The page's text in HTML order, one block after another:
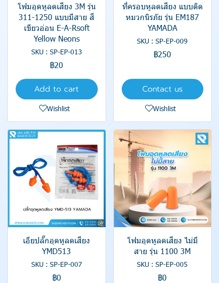
โฟมอุดหูลดเสียง 3M รุ่น
311-1250 แบบมีสาย สี
เขียวอ่อน E-A-Rsoft
Yellow Neons
SKU : SP-EP-013
฿20
Add to cart
Wishlist
ที่ครอบหูลดเสียง แบบติด
หมวกนิรภัย รุ่น EM187
YAMADA
SKU : SP-EP-009
฿250
Contact us
Wishlist
เอียปลั๊กอุดหูลดเสียง
YMD513
SKU : SP-EP-007
฿0
โฟมอุดหูลดเสียง ไม่มี
สาย รุ่น 1100 3M
SKU : SP-EP-005
฿0